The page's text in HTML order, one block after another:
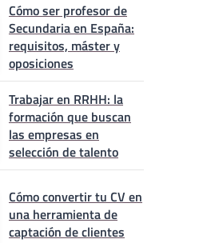
Cómo ser profesor de
Secundaria en España:
requisitos, máster y
oposiciones
Trabajar en RRHH: la
formación que buscan
las empresas en
selección de talento
Cómo convertir tu CV en
una herramienta de
captación de clientes